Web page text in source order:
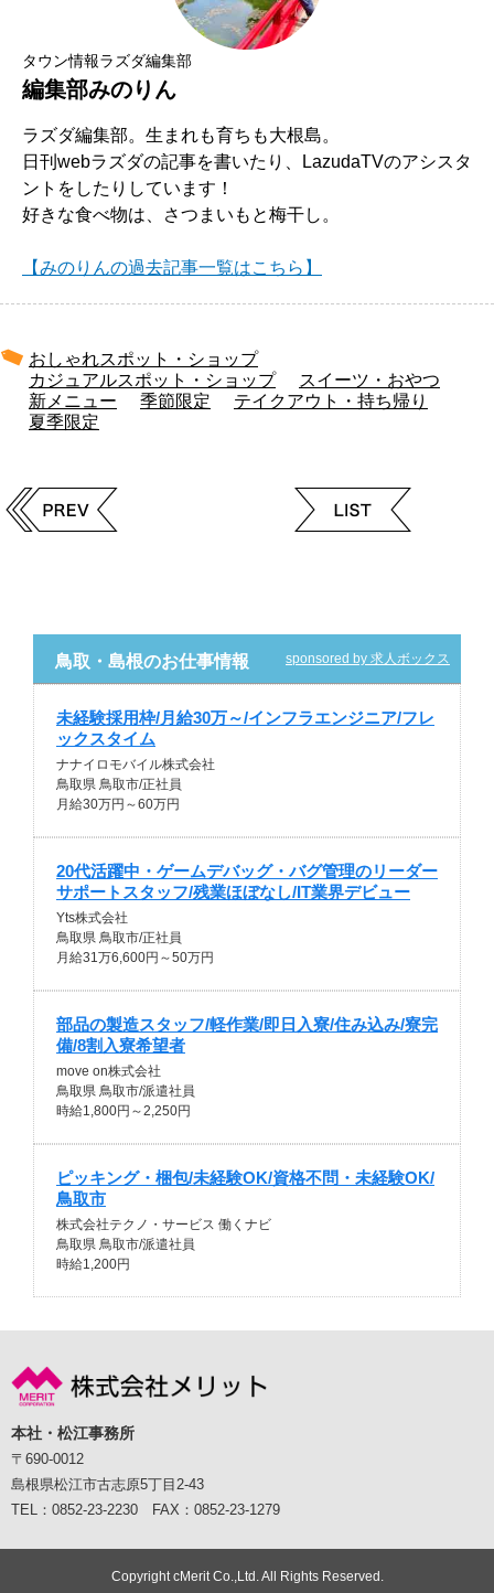
タウン情報ラズダ編集部
編集部みのりん
ラズダ編集部。生まれも育ちも大根島。
日刊webラズダの記事を書いたり、LazudaTVのアシスタ
ントをしたりしています！
好きな食べ物は、さつまいもと梅干し。
【みのりんの過去記事一覧はこちら】
おしゃれスポット・ショップ
カジュアルスポット・ショップ
スイーツ・おやつ
新メニュー
季節限定
テイクアウト・持ち帰り
夏季限定
鳥取・島根のお仕事情報 sponsored by 求人ボックス
未経験採用枠/月給30万～/インフラエンジニア/フレ
ックスタイム
ナナイロモバイル株式会社
鳥取県 鳥取市/正社員
月給30万円～60万円
20代活躍中・ゲームデバッグ・バグ管理のリーダー
サポートスタッフ/残業ほぼなし/IT業界デビュー
Yts株式会社
鳥取県 鳥取市/正社員
月給31万6,600円～50万円
部品の製造スタッフ/軽作業/即日入寮/住み込み/寮完
備/8割入寮希望者
move on株式会社
鳥取県 鳥取市/派遣社員
時給1,800円～2,250円
ピッキング・梱包/未経験OK/資格不問・未経験OK/
鳥取市
株式会社テクノ・サービス 働くナビ
鳥取県 鳥取市/派遣社員
時給1,200円
本社・松江事務所
〒690-0012
島根県松江市古志原5丁目2-43
TEL：0852-23-2230 FAX：0852-23-1279
Copyright cMerit Co.,Ltd. All Rights Reserved.